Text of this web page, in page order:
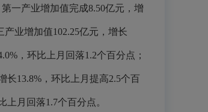
一产业增加值完成8.50亿元，增
业增加值102.25亿元，增长
，环比上月回落1.2个百分点；
长13.8%，环比上月提高2.5个百
月回落1.7个百分点。